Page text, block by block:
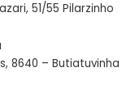
51/55 Pilarzinho
8640 – Butiatuvinha